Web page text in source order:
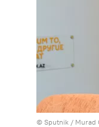
© Sputnik / Murad